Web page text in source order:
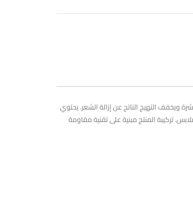
الروائح الكريهة. يغذي البشرة ويخفف التهيج الناتج عن إزالة الشعر. يحتوي
تركيبة المنتج مبنية على تقنية مقاومة